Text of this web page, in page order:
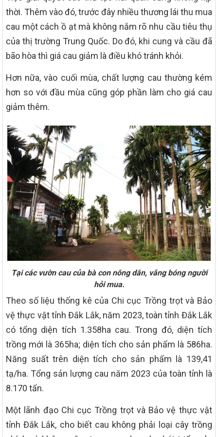
thời. Thêm vào đó, trước đây nhiều thương lái thu mua
cau một cách ồ ạt mà không nắm rõ nhu cầu tiêu thụ
của thị trường Trung Quốc. Do đó, khi cung và cầu đã
bão hòa thì giá cau giảm là điều khó tránh khỏi.
Hơn nữa, vào cuối mùa, chất lượng cau thường kém
hơn so với đầu mùa cũng góp phần làm cho giá cau
giảm thêm.
Tại các vườn cau của bà con nông dân, vắng bóng người
hỏi mua.
Theo số liệu thống kê của Chi cục Trồng trọt và Bảo
vệ thực vật tỉnh Đắk Lắk, năm 2023, toàn tỉnh Đắk Lắk
có tổng diện tích 1.358ha cau. Trong đó, diện tích
trồng mới là 365ha; diện tích cho sản phẩm là 586ha.
Năng suất trên diện tích cho sản phẩm là 139,41
tạ/ha. Tổng sản lượng cau năm 2023 của toàn tỉnh là
8.170 tấn.
Một lãnh đạo Chi cục Trồng trọt và Bảo vệ thực vật
tỉnh Đắk Lắk, cho biết cau không phải loại cây trồng